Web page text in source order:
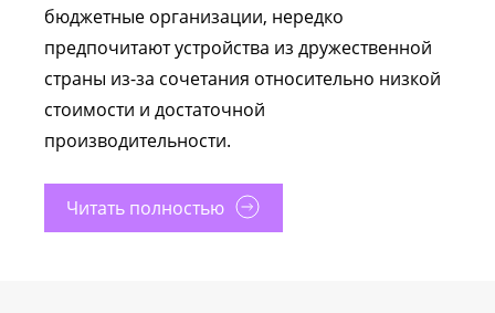
бюджетные организации, нередко
предпочитают устройства из дружественной
страны из-за сочетания относительно низкой
стоимости и достаточной
производительности.
Читать полностью